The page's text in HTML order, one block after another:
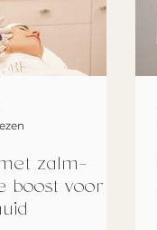
zalm-
boost voor